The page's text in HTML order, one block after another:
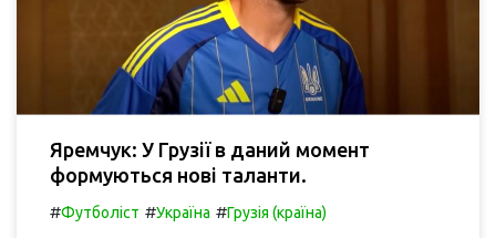
Яремчук: У Грузії в даний момент
формуються нові таланти.
#Футболіст #Україна #Грузія (країна)